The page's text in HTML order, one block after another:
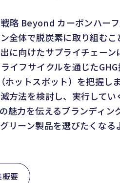
戦略 Beyond カーボンハー
全体で脱炭素に取り組むこ
に向けたサプライチェー
イフサイクルを通じた
ットスポット）を把握しま
方法を検討し、実行してい
魅力を伝えるブランディン
リーン製品を選びたくなる
要